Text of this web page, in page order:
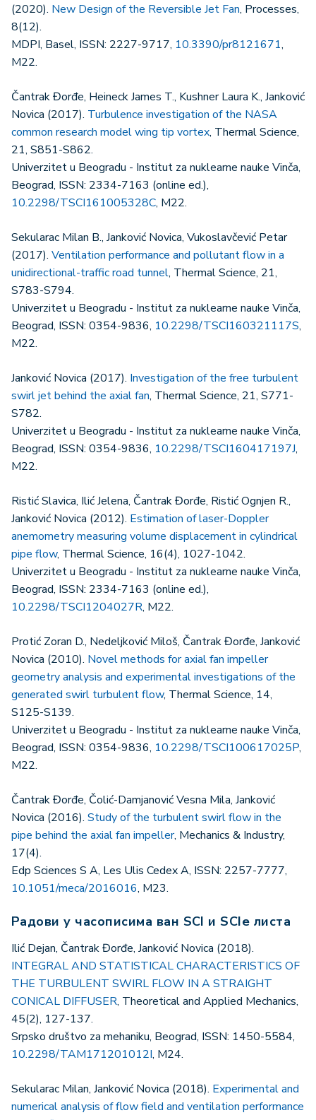
(2020). New Design of the Reversible Jet Fan, Processes,
8(12).
MDPI, Basel, ISSN: 2227-9717, 10.3390/pr8121671,
M22.
Čantrak Đorđe, Heineck James T., Kushner Laura K., Janković
Novica (2017). Turbulence investigation of the NASA
common research model wing tip vortex, Thermal Science,
21, S851-S862.
Univerzitet u Beogradu - Institut za nuklearne nauke Vinča,
Beograd, ISSN: 2334-7163 (online ed.),
10.2298/TSCI161005328C, M22.
Sekularac Milan B., Janković Novica, Vukoslavčević Petar
(2017). Ventilation performance and pollutant flow in a
unidirectional-traffic road tunnel, Thermal Science, 21,
S783-S794.
Univerzitet u Beogradu - Institut za nuklearne nauke Vinča,
Beograd, ISSN: 0354-9836, 10.2298/TSCI160321117S,
M22.
Janković Novica (2017). Investigation of the free turbulent
swirl jet behind the axial fan, Thermal Science, 21, S771-
S782.
Univerzitet u Beogradu - Institut za nuklearne nauke Vinča,
Beograd, ISSN: 0354-9836, 10.2298/TSCI160417197J,
M22.
Ristić Slavica, Ilić Jelena, Čantrak Đorđe, Ristić Ognjen R.,
Janković Novica (2012). Estimation of laser-Doppler
anemometry measuring volume displacement in cylindrical
pipe flow, Thermal Science, 16(4), 1027-1042.
Univerzitet u Beogradu - Institut za nuklearne nauke Vinča,
Beograd, ISSN: 2334-7163 (online ed.),
10.2298/TSCI1204027R, M22.
Protić Zoran D., Nedeljković Miloš, Čantrak Đorđe, Janković
Novica (2010). Novel methods for axial fan impeller
geometry analysis and experimental investigations of the
generated swirl turbulent flow, Thermal Science, 14,
S125-S139.
Univerzitet u Beogradu - Institut za nuklearne nauke Vinča,
Beograd, ISSN: 0354-9836, 10.2298/TSCI100617025P,
M22.
Čantrak Đorđe, Čolić-Damjanović Vesna Mila, Janković
Novica (2016). Study of the turbulent swirl flow in the
pipe behind the axial fan impeller, Mechanics & Industry,
17(4).
Edp Sciences S A, Les Ulis Cedex A, ISSN: 2257-7777,
10.1051/meca/2016016, M23.
Радови у часописима ван SCI и SCIe листа
Ilić Dejan, Čantrak Đorđe, Janković Novica (2018).
INTEGRAL AND STATISTICAL CHARACTERISTICS OF
THE TURBULENT SWIRL FLOW IN A STRAIGHT
CONICAL DIFFUSER, Theoretical and Applied Mechanics,
45(2), 127-137.
Srpsko društvo za mehaniku, Beograd, ISSN: 1450-5584,
10.2298/TAM171201012I, M24.
Sekularac Milan, Janković Novica (2018). Experimental and
numerical analysis of flow field and ventilation performance